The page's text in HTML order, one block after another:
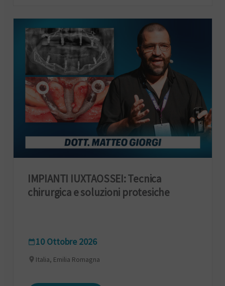
IMPIANTI IUXTAOSSEI: Tecnica
chirurgica e soluzioni protesiche
10 Ottobre 2026
Italia, Emilia Romagna